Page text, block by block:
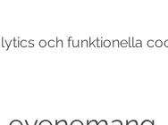
och funktionella